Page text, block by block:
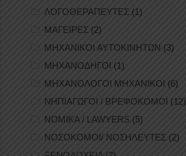
ΛΟΓΟΘΕΡΑΠΕΥΤΕΣ (1)
ΜΑΓΕΙΡΕΣ (2)
ΜΗΧΑΝΙΚΟΙ ΑΥΤΟΚΙΝΗΤΩΝ (3)
ΜΗΧΑΝΟΔΗΓΟΙ (1)
ΜΗΧΑΝΟΛΟΓΟΙ ΜΗΧΑΝΙΚΟΙ (6)
ΝΗΠΙΑΓΩΓΟΙ / ΒΡΕΦΟΚΟΜΟΙ (12)
ΝΟΜΙΚΑ / LAWYERS (5)
ΝΟΣΟΚΟΜΟΙ/ ΝΟΣΗΛΕΥΤΕΣ (2)